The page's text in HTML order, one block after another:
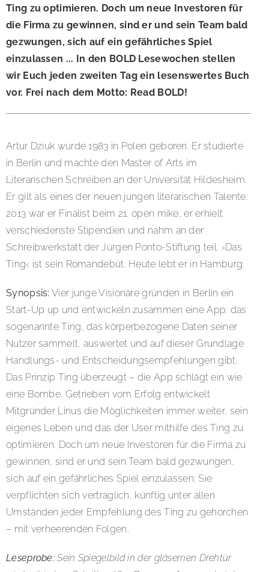
Ting zu optimieren. Doch um neue Investoren für
die Firma zu gewinnen, sind er und sein Team bald
gezwungen, sich auf ein gefährliches Spiel
einzulassen ... In den BOLD Lesewochen stellen
wir Euch jeden zweiten Tag ein lesenswertes Buch
vor. Frei nach dem Motto: Read BOLD!
Artur Dziuk wurde 1983 in Polen geboren. Er studierte
in Berlin und machte den Master of Arts im
Literarischen Schreiben an der Universität Hildesheim.
Er gilt als eines der neuen jungen literarischen Talente:
2013 war er Finalist beim 21. open mike, er erhielt
verschiedenste Stipendien und nahm an der
Schreibwerkstatt der Jürgen Ponto-Stiftung teil. ›Das
Ting‹ ist sein Romandebüt. Heute lebt er in Hamburg.
Synopsis: Vier junge Visionäre gründen in Berlin ein
Start-Up up und entwickeln zusammen eine App: das
sogenannte Ting, das körperbezogene Daten seiner
Nutzer sammelt, auswertet und auf dieser Grundlage
Handlungs- und Entscheidungsempfehlungen gibt.
Das Prinzip Ting überzeugt – die App schlägt ein wie
eine Bombe. Getrieben vom Erfolg entwickelt
Mitgründer Linus die Möglichkeiten immer weiter, sein
eigenes Leben und das der User mithilfe des Ting zu
optimieren. Doch um neue Investoren für die Firma zu
gewinnen, sind er und sein Team bald gezwungen,
sich auf ein gefährliches Spiel einzulassen: Sie
verpflichten sich vertraglich, künftig unter allen
Umständen jeder Empfehlung des Ting zu gehorchen
– mit verheerenden Folgen.
Leseprobe: Sein Spiegelbild in der gläsernen Drehtür